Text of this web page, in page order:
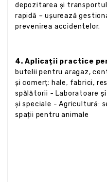
depozitarea și
rapidă – ușurează
prevenirea accidentelor.
4. Aplicații practice
butelii pentru aragaz,
și comerț: hale, fabrici,
spălătorii - Laboratoare
și speciale - Agricultură:
spații pentru animale